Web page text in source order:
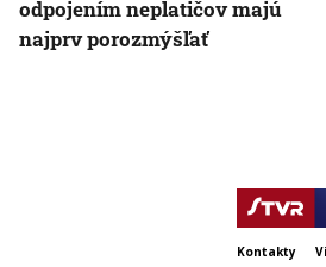
odpojením neplatičov majú
najprv porozmýšľať
Kontakty